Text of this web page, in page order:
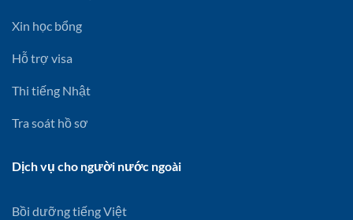
Xin học bổng
Hỗ trợ visa
Thi tiếng Nhật
Tra soát hồ sơ
Dịch vụ cho người nước ngoài
Bồi dưỡng tiếng Việt